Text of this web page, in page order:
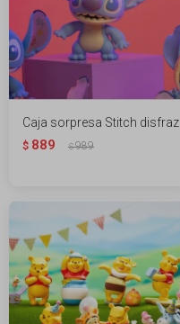
Caja sorpresa Stitch disfraz
$ 889 $989